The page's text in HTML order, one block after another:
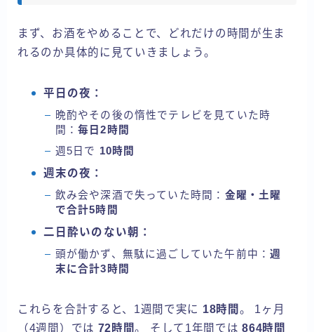
まず、お酒をやめることで、どれだけの時間が生ま
れるのか具体的に見ていきましょう。
平日の夜：
晩酌やその後の惰性でテレビを見ていた時
間： 毎日2時間
週5日で 10時間
週末の夜：
飲み会や深酒で失っていた時間： 金曜・土曜
で合計5時間
二日酔いのない朝：
頭が働かず、無駄に過ごしていた午前中：週
末に合計3時間
これらを合計すると、1週間で実に 18時間 。 1ヶ月
（4週間）では 72時間。 そして1年間では864時間